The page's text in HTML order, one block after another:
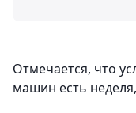
Отмечается, что
машин есть